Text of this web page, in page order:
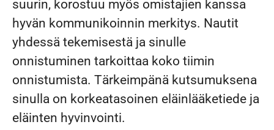
suurin, korostuu myös omistajien kanssa
hyvän kommunikoinnin merkitys. Nautit
yhdessä tekemisestä ja sinulle
onnistuminen tarkoittaa koko tiimin
onnistumista. Tärkeimpänä kutsumuksena
sinulla on korkeatasoinen eläinlääketiede ja
eläinten hyvinvointi.